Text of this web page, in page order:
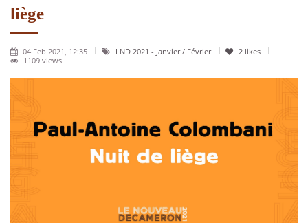
liège
04 Feb 2021, 12:35 LND 2021 - Janvier / Février 2 likes
1109 views